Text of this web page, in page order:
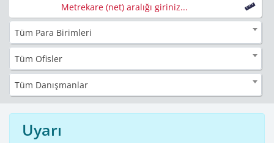
Metrekare (net) aralığı giriniz...
Tüm Para Birimleri
Tüm Ofisler
Tüm Danışmanlar
Uyarı